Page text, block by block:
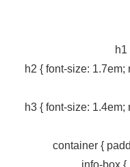
h2 { font-size:
h3 { font-size: